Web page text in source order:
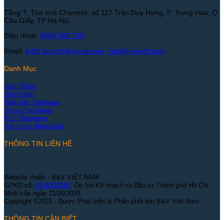
Tầng 7, Tòa nhà Charmvit, số 117 Trần Duy Hưng, P. Trung Hòa, Q.
Cầu Giấy, TP Hà Nội
Điện thoại: 0988 568 790
Email: kd01.bvtech@gmail.com - info@bvtech.tech
Danh Mục
Sản Phẩm
Giới thiệu
Biến tần Yaskawa
Servo Yaskawa
PLC Siemens
Vật tư tự động hoá
THÔNG TIN LIÊN HỆ
Website thuộc : B&V VIỆT NAM
GPKD số: 0316318085, Do Sở Kế hoạch và Đầu tư Thành phố Hồ Chí
Minh cấp ngày 11/06/2020.
Copyright ©2021 - Được Phát triển & Phân phối bởi B&V Việt Nam